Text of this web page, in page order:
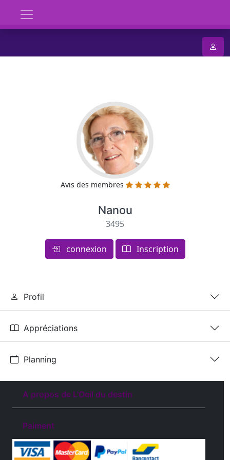
Avis des membres
Nanou
3495
connexion Inscription
Profil
Appréciations
Planning
A propos de L'Oeil du destin
Paiment